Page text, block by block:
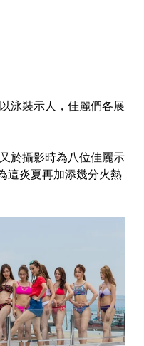
泳裝示人，佳麗們各展
於攝影時為八位佳麗示
這炎夏再加添幾分火熱